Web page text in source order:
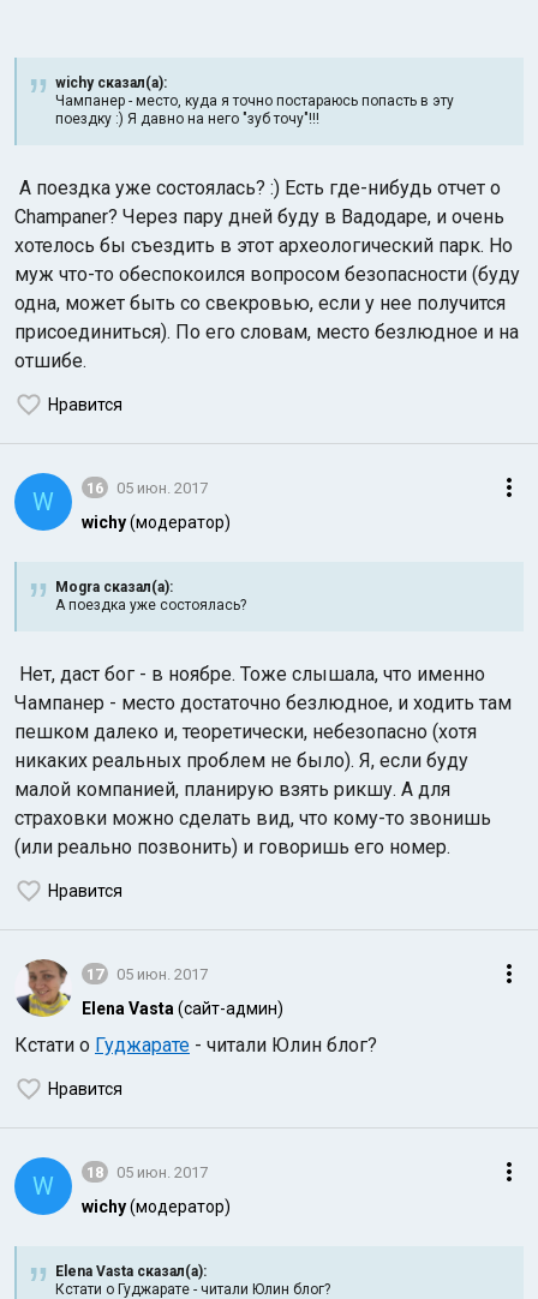
wichy сказал(а):
Чампанер - место, куда я точно постараюсь попасть в эту
поездку :) Я давно на него "зуб точу"!!!
А поездка уже состоялась? :) Есть где-нибудь отчет о
Champaner? Через пару дней буду в Вадодаре, и очень
хотелось бы съездить в этот археологический парк. Но
муж что-то обеспокоился вопросом безопасности (буду
одна, может быть со свекровью, если у нее получится
присоединиться). По его словам, место безлюдное и на
отшибе.
Нравится
W 16 05 июн. 2017
wichy(модератор)
Mogra сказал(а):
А поездка уже состоялась?
Нет, даст бог - в ноябре. Тоже слышала, что именно
Чампанер - место достаточно безлюдное, и ходить там
пешком далеко и, теоретически, небезопасно (хотя
никаких реальных проблем не было). Я, если буду
малой компанией, планирую взять рикшу. А для
страховки можно сделать вид, что кому-то звонишь
(или реально позвонить) и говоришь его номер.
Нравится
17 05 июн. 2017
Elena Vasta (сайт-админ)
Кстати о Гуджарате - читали Юлин блог?
Нравится
W 18 05 июн. 2017
wichy(модератор)
Elena Vasta сказал(а):
Кстати о Гуджарате - читали Юлин блог?